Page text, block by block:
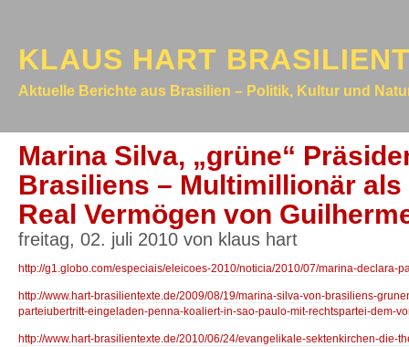
KLAUS HART
Aktuelle Berichte aus Brasilien – Politik, Kultur und
Marina Silva, „grüne“
Brasiliens – Multimillionär als
Real Vermögen von
freitag, 02. juli 2010 von klaus hart
http://g1.globo.com/especiais/eleicoes-2010/noticia/2010/07/marina-declara-
http://www.hart-brasilientexte.de/2009/08/19/marina-silva-von-brasiliens-
parteiubertritt-eingeladen-penna-koaliert-in-sao-paulo-mit-rechtspartei-dem-
http://www.hart-brasilientexte.de/2010/06/24/evangelikale-sektenkirchen-die-